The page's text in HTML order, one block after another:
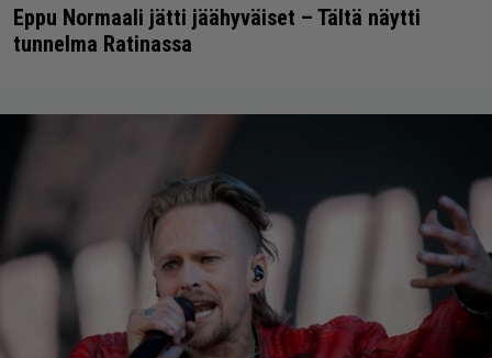
Eppu Normaali jätti jäähyväiset – Tältä näytti
tunnelma Ratinassa